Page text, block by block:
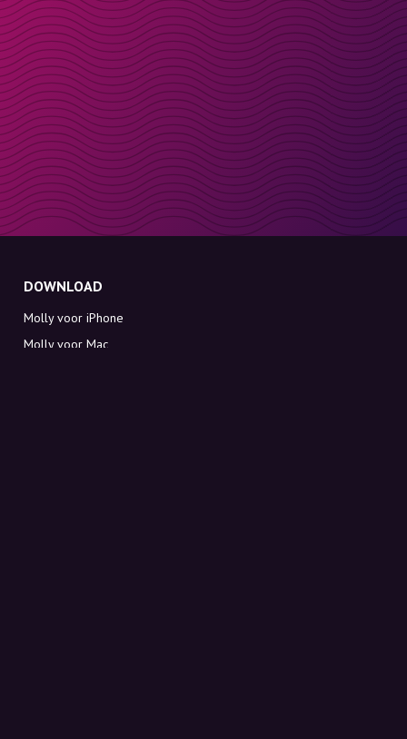
DOWNLOAD
Molly voor iPhone
Molly voor Mac